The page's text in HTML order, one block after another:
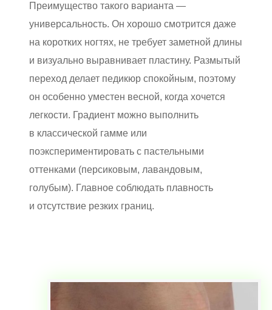
Преимущество такого варианта —
универсальность. Он хорошо смотрится даже
на коротких ногтях, не требует заметной длины
и визуально выравнивает пластину. Размытый
переход делает педикюр спокойным, поэтому
он особенно уместен весной, когда хочется
легкости. Градиент можно выполнить
в классической гамме или
поэкспериментировать с пастельными
оттенками (персиковым, лавандовым,
голубым). Главное соблюдать плавность
и отсутствие резких границ.